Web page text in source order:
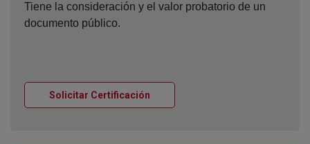
Tiene la consideración y el valor probatorio de un
documento público.
Solicitar Certificación